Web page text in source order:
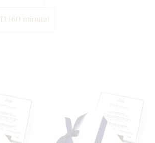
(60 minuta)